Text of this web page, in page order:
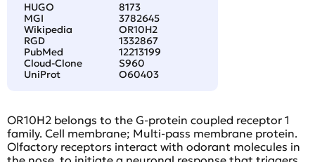
HUGO
8173
MGI
3782645
Wikipedia
OR10H2
RGD
1332867
PubMed
12213199
Cloud-Clone
S960
UniProt
O60403
OR10H2 belongs to the G-protein coupled receptor 1
family. Cell membrane; Multi-pass membrane protein.
Olfactory receptors interact with odorant molecules in